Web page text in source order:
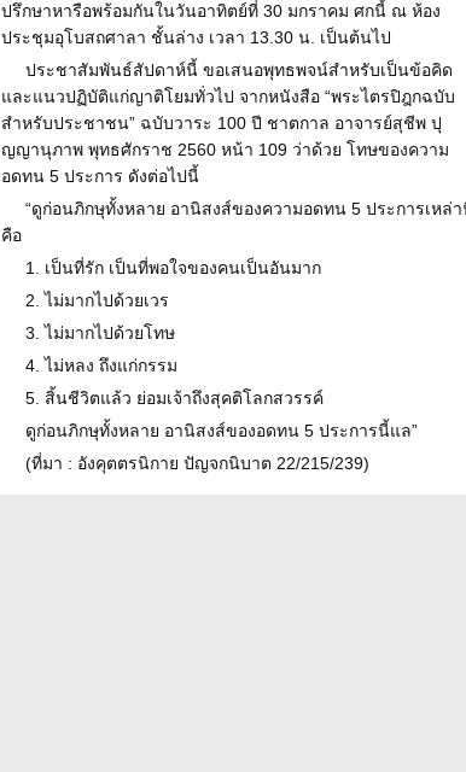
ปรึกษาหารือพร้อมกันในวันอาทิตย์ที่ 30 มกราคม ศกนี้ ณ ห้อง
ประชุมอุโบสถศาลา ชั้นล่าง เวลา 13.30 น. เป็นต้นไป
ประชาสัมพันธ์สัปดาห์นี้ ขอเสนอพุทธพจน์สำหรับเป็นข้อคิด
และแนวปฏิบัติแก่ญาติโยมทั่วไป จากหนังสือ “พระไตรปิฎกฉบับ
สำหรับประชาชน” ฉบับวาระ 100 ปี ชาตกาล อาจารย์สุชีพ ปุ
ญญานุภาพ พุทธศักราช 2560 หน้า 109 ว่าด้วย โทษของความ
อดทน 5 ประการ ดังต่อไปนี้
“ดูก่อนภิกษุทั้งหลาย อานิสงส์ของความอดทน 5 ประการเหล่
คือ
1. เป็นที่รัก เป็นที่พอใจของคนเป็นอันมาก
2. ไม่มากไปด้วยเวร
3. ไม่มากไปด้วยโทษ
4. ไม่หลง ถึงแก่กรรม
5. สิ้นชีวิตแล้ว ย่อมเจ้าถึงสุคติโลกสวรรค์
ดูก่อนภิกษุทั้งหลาย อานิสงส์ของอดทน 5 ประการนี้แล”
(ที่มา : อังคุตตรนิกาย ปัญจกนิบาต 22/215/239)